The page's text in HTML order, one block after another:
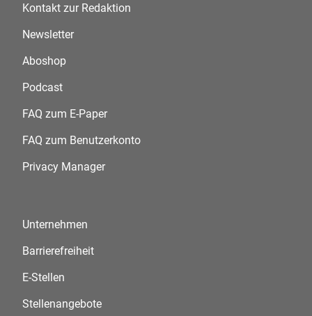
Kontakt zur Redaktion
Newsletter
Aboshop
Podcast
FAQ zum E-Paper
FAQ zum Benutzerkonto
Privacy Manager
Unternehmen
Barrierefreiheit
E-Stellen
Stellenangebote